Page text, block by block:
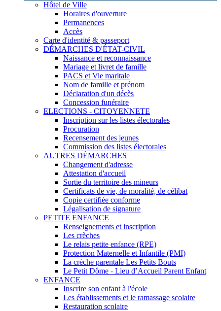
Hôtel de Ville
Horaires d'ouverture
Permanences
Accès
Carte d'identité & passeport
DÉMARCHES D'ÉTAT-CIVIL
Naissance et reconnaissance
Mariage et livret de famille
PACS et Vie maritale
Nom de famille et prénom
Déclaration d'un décès
Concession funéraire
ELECTIONS - CITOYENNETE
Inscription sur les listes électorales
Procuration
Recensement des jeunes
Commission des listes électorales
AUTRES DÉMARCHES
Changement d'adresse
Attestation d'accueil
Sortie du territoire des mineurs
Certificats de vie, de moralité, de célibat
Copie certifiée conforme
Légalisation de signature
PETITE ENFANCE
Renseignements et inscription
Les crèches
Le relais petite enfance (RPE)
Protection Maternelle et Infantile (PMI)
La crèche parentale Les Petits Bouts
Le Petit Dôme - Lieu d’Accueil Parent Enfant
ENFANCE
Inscrire son enfant à l'école
Les établissements et le ramassage scolaire
Restauration scolaire